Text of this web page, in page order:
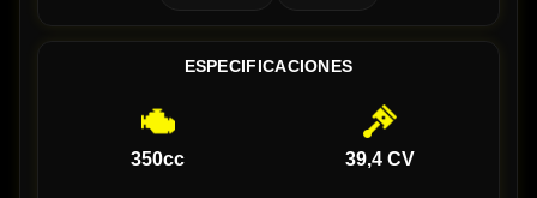
ESPECIFICACIONES
350cc 39,4 CV